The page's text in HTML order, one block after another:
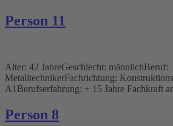
Person 11
Alter: 42 JahreGeschlecht: männlichBeruf:
MetalltechnikerFachrichtung:
A1Berufserfahrung: + 15 Jahre Fachkraft
Person 8